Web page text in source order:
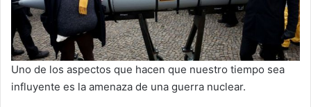
Uno de los aspectos que hacen que nuestro tiempo sea
influyente es la amenaza de una guerra nuclear.